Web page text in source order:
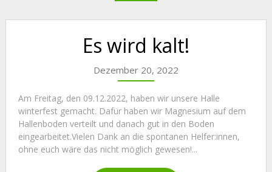
Es wird kalt!
Dezember 20, 2022
Am Freitag, den 09.12.2022, haben wir unsere Halle
winterfest gemacht. Dafür haben wir Magnesium auf dem
Hallenboden verteilt und danach gut in den Boden
eingearbeitet.Vielen Dank an die spontanen Helfer:innen,
ohne euch wäre das nicht möglich gewesen!...